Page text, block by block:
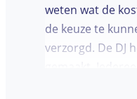
weten wat de
de keuze te
verzorgd. De DJ
gemaakt.